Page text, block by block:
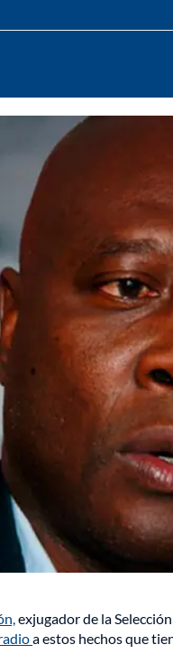
exjugador de la
a estos hechos que